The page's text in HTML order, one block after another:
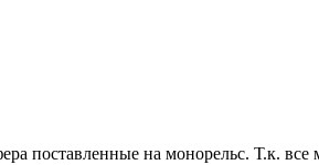
поставленные на монорельс. Т.к.